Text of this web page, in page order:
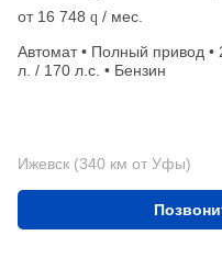
от 16 748 q / мес.
Автомат • Полный привод •
л. / 170 л.с. • Бензин
Ижевск (340 км от Уфы)